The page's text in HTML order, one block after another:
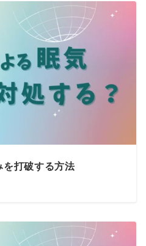
を打破する方法